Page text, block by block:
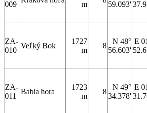
009
m
59.093'
ZA-
010
Veľký Bok
1727
m
8
N 48°
56.603'
E
ZA-
011
Babia hora
1723
m
8
N 49°
34.378'
E